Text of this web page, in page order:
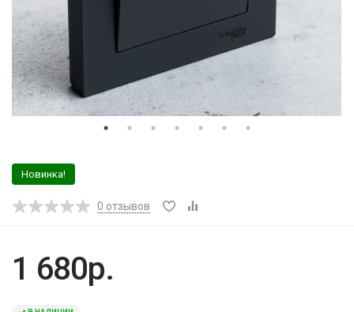
Новинка!
0 отзывов
1 680р.